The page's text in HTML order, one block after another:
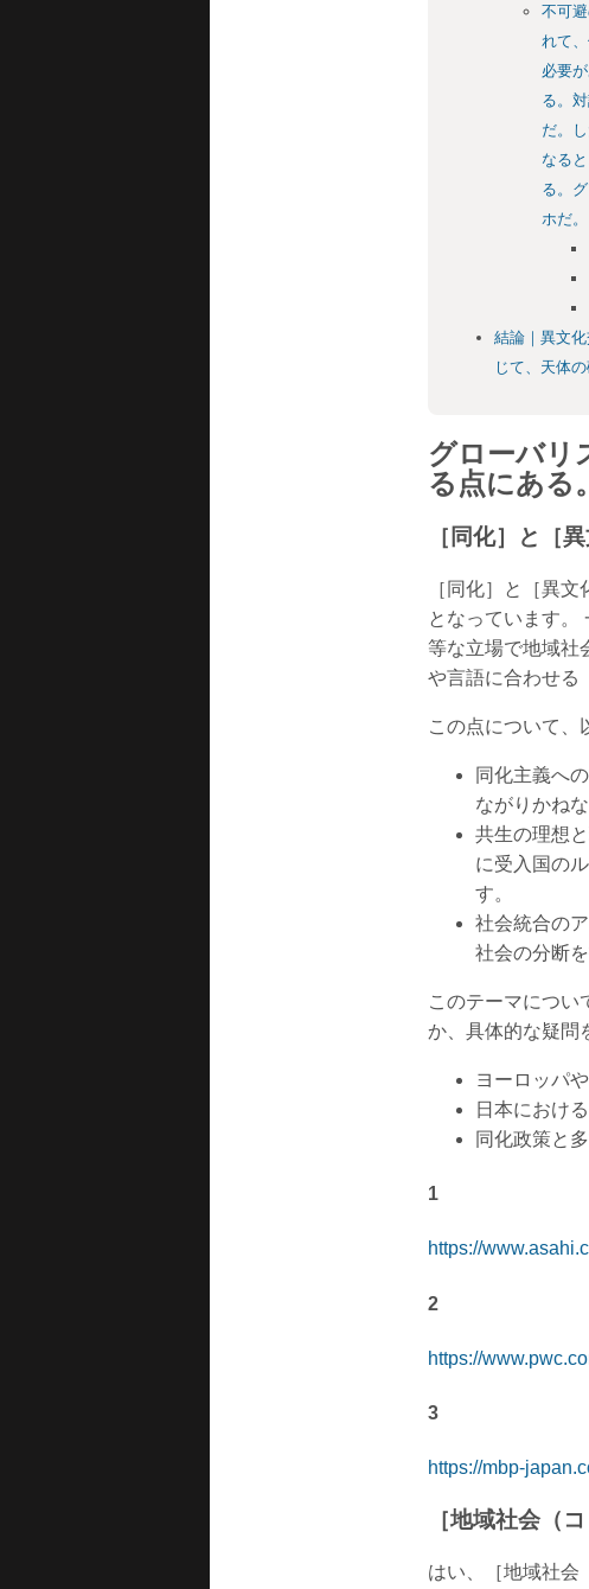
不可
れて
必要
る。
だ。
なる
る。
ホだ。
結論｜異文
じて、天体
グローバリ
る点にある。
［同化］と［
［同化］と［異
となっています。
等な立場で地域社
や言語に合わせる
この点について、
同化主義へ
ながりかね
共生の理想
に受入国の
す。
社会統合の
社会の分断
このテーマについ
か、具体的な疑問
ヨーロッパ
日本におけ
同化政策と
1
https://
2
https://
3
https://mbp-
［地域社会（
はい、［地域社会